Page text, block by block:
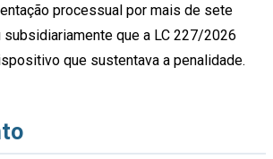
processual por mais de sete
subsidiariamente que a LC 227/2026
que sustentava a penalidade.